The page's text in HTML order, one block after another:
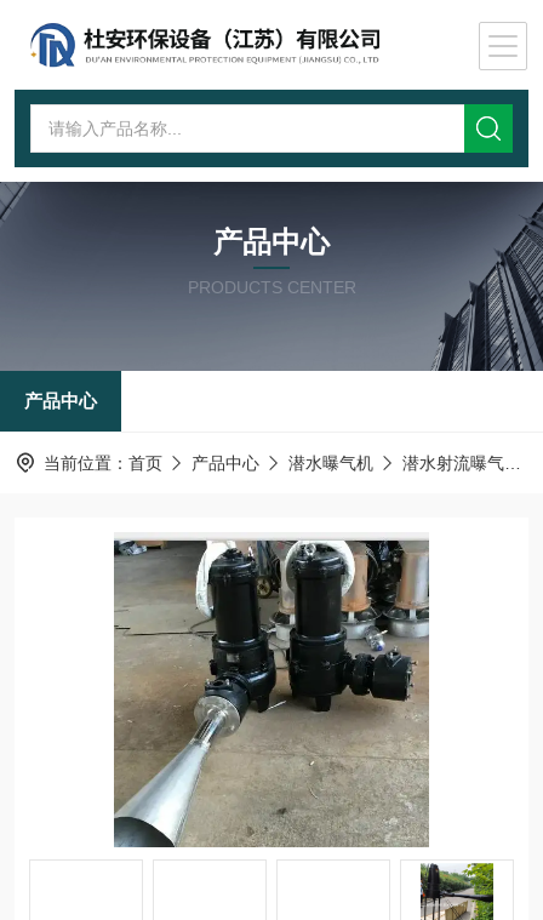
产品中心
PRODUCTS CENTER
产品中心
当前位置： 首页 产品中心 潜水曝气机 潜水射流曝气机